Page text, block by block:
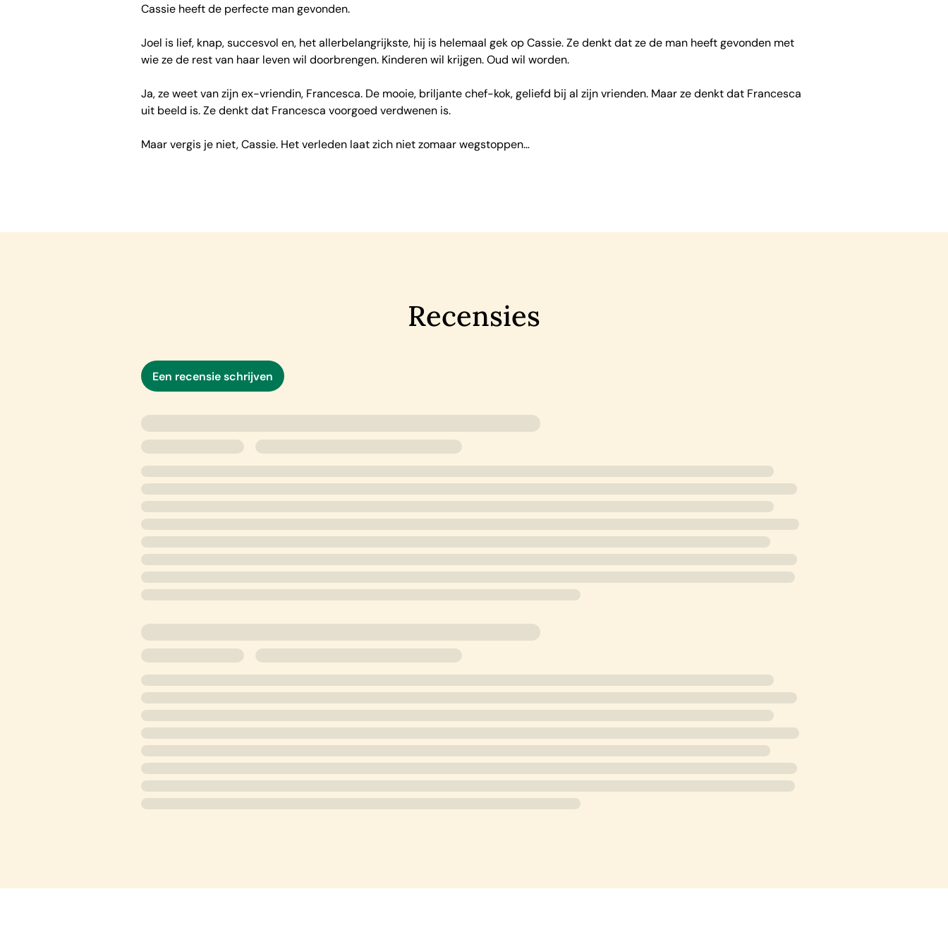
Cassie heeft de perfecte man gevonden.
Joel is lief, knap, succesvol en, het allerbelangrijkste, hij is helemaal gek op Cassie. Ze denkt dat ze de man heeft gevonden met
wie ze de rest van haar leven wil doorbrengen. Kinderen wil krijgen. Oud wil worden.
Ja, ze weet van zijn ex-vriendin, Francesca. De mooie, briljante chef-kok, geliefd bij al zijn vrienden. Maar ze denkt dat Francesca
uit beeld is. Ze denkt dat Francesca voorgoed verdwenen is.
Maar vergis je niet, Cassie. Het verleden laat zich niet zomaar wegstoppen…
Recensies
Een recensie schrijven